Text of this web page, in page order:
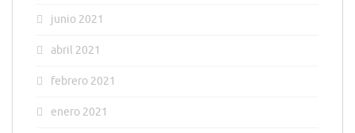
junio 2021
abril 2021
febrero 2021
enero 2021